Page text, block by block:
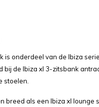
is onderdeel van de Ibiza
bij de Ibiza xl 3-zitsbank
stoelen.
breed als een Ibiza xl lounge